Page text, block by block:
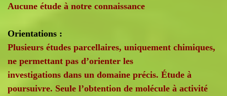
Aucune étude à notre connaissance
Orientations :
Plusieurs études parcellaires, uniquement chimiques,
ne permettant pas d’orienter les
investigations dans un domaine précis. Étude à
poursuivre. Seule l’obtention de molécule à activité